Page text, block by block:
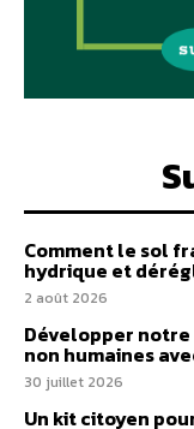
Comment le sol
hydrique et
2 août 2026
Développer
non humaines
30 juillet 2026
Un kit citoyen